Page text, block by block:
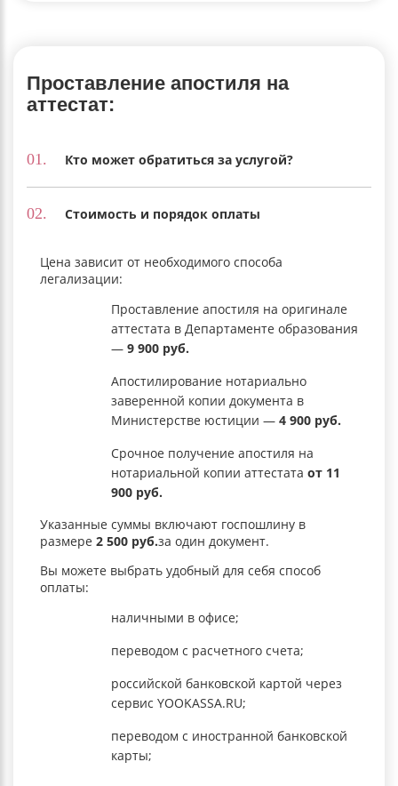
Проставление апостиля на
аттестат:
01. Кто может обратиться за услугой?
02. Стоимость и порядок оплаты
Цена зависит от необходимого способа
легализации:
Проставление апостиля на оригинале
аттестата в Департаменте образования
— 9 900 руб.
Апостилирование нотариально
заверенной копии документа в
Министерстве юстиции — 4 900 руб.
Срочное получение апостиля на
нотариальной копии аттестата от 11
900 руб.
Указанные суммы включают госпошлину в
размере 2 500 руб.за один документ.
Вы можете выбрать удобный для себя способ
оплаты:
наличными в офисе;
переводом с расчетного счета;
российской банковской картой через
сервис YOOKASSA.RU;
переводом с иностранной банковской
карты;